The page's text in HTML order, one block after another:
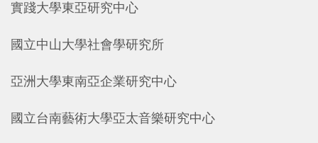
實踐大學東亞研究中心
國立中山大學社會學研究所
亞洲大學東南亞企業研究中心
國立台南藝術大學亞太音樂研究中心